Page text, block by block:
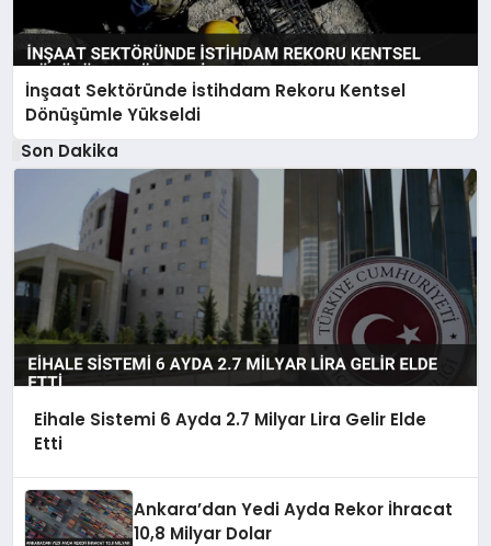
İnşaat Sektöründe İstihdam Rekoru Kentsel
Dönüşümle Yükseldi
Son Dakika
Eihale Sistemi 6 Ayda 2.7 Milyar Lira Gelir Elde
Etti
Ankara’dan Yedi Ayda Rekor İhracat
10,8 Milyar Dolar